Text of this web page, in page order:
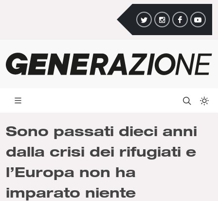
Sono passati dieci anni
dalla crisi dei rifugiati e
l’Europa non ha
imparato niente